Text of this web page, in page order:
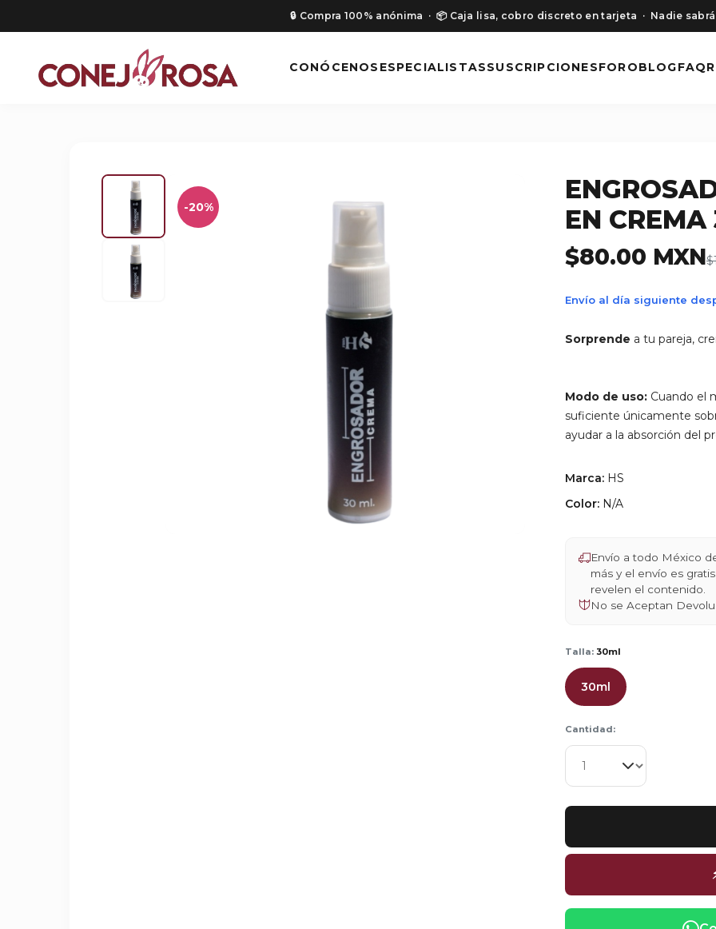
🔒 Compra 100% anónima · 📦 Caja lisa, cobro discreto en tarjeta · Nadie
CONÓCENOS ESPECIALISTASSUSCRIPCIONESFOROBLOGFAQ
-20%
EN
$80.00 MXN
Envío al día siguiente
Sorprende a tu pareja,
Modo de uso: Cuando el
suficiente únicamente
ayudar a la absorción del
Marca: HS
Color: N/A
Envío a todo México
más y el envío es
revelen el contenido.
No se Aceptan
Talla: 30ml
30ml
Cantidad: